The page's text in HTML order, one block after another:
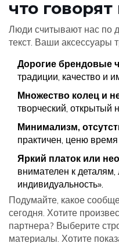
что
Люди считывают нас по
текст. Ваши аксессуары
Дорогие брендовые
традиции, качество и
Множество колец и
творческий, открытый
Минимализм,
практичен, ценю
Яркий платок или
внимателен к
индивидуальность».
Подумайте, какое
сегодня. Хотите
партнера? Выберите
материалы. Хотите